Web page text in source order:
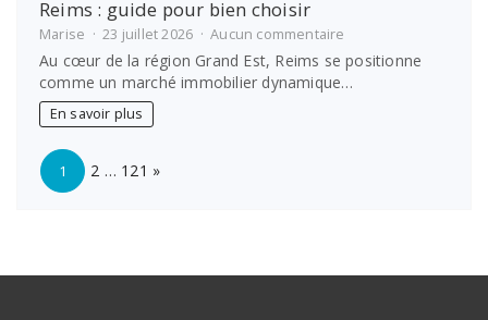
Reims : guide pour bien choisir
Marise 23 juillet 2026 Aucun commentaire
agences
immobilières
Au cœur de la région Grand Est, Reims se positionne
comme un marché immobilier dynamique…
En savoir plus
Page:
1 2 … 121 »